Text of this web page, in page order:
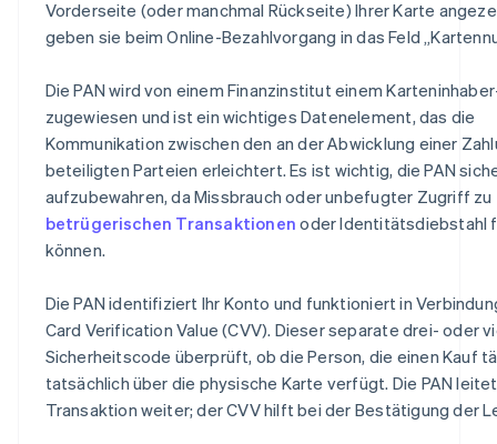
Vorderseite (oder manchmal Rückseite) Ihrer Karte
geben sie beim Online-Bezahlvorgang in das Feld
Die PAN wird von einem Finanzinstitut einem
zugewiesen und ist ein wichtiges Datenelement, das die
Kommunikation zwischen den an der Abwicklung einer
beteiligten Parteien erleichtert. Es ist wichtig, die PAN
aufzubewahren, da Missbrauch oder unbefugter Zugriff zu
betrügerischen Transaktionen oder Identitätsdiebstahl
können.
Die PAN identifiziert Ihr Konto und funktioniert in
Card Verification Value (CVV). Dieser separate drei- oder
Sicherheitscode überprüft, ob die Person, die einen Kauf
tatsächlich über die physische Karte verfügt. Die PAN
Transaktion weiter; der CVV hilft bei der Bestätigung der